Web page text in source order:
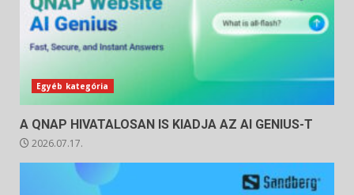
Egyéb kategória
A QNAP HIVATALOSAN IS KIADJA AZ AI GENIUS-T
2026.07.17.